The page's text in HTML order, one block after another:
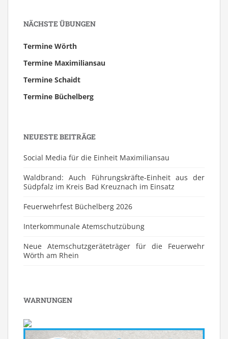
NÄCHSTE ÜBUNGEN
Termine Wörth
Termine Maximiliansau
Termine Schaidt
Termine Büchelberg
NEUESTE BEITRÄGE
Social Media für die Einheit Maximiliansau
Waldbrand: Auch Führungskräfte-Einheit aus der
Südpfalz im Kreis Bad Kreuznach im Einsatz
Feuerwehrfest Büchelberg 2026
⁠Interkommunale Atemschutzübung
Neue Atemschutzgeräteträger für die Feuerwehr
Wörth am Rhein
WARNUNGEN